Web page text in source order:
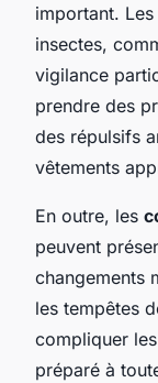
important.
insectes,
vigilance
prendre des
des répulsifs
vêtements
En outre, les
peuvent
changements
les tempêtes
compliquer
préparé à